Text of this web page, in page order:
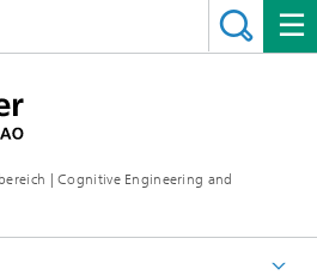
| Cognitive Engineering and